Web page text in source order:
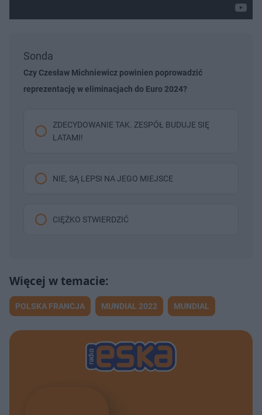
Sonda
Czy Czesław Michniewicz powinien poprowadzić
reprezentację w eliminacjach do Euro 2024?
ZDECYDOWANIE TAK. ZESPÓŁ BUDUJE SIĘ
LATAMI!
NIE, SĄ LEPSI NA JEGO MIEJSCE
CIĘŻKO STWIERDZIĆ
POLSKA FRANCJA MUNDIAL 2022 MUNDIAL